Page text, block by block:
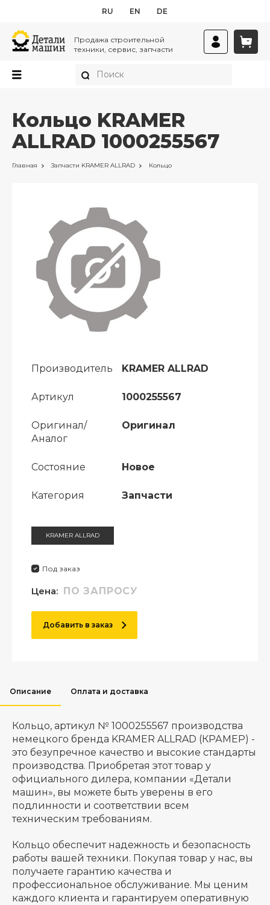
RU EN DE
Продажа строительной
техники, сервис, запчасти
Кольцо KRAMER
ALLRAD 1000255567
Главная Запчасти KRAMER ALLRAD Кольцо
Производитель KRAMER ALLRAD
Артикул 1000255567
Оригинал/
Аналог
Оригинал
Состояние Новое
Категория Запчасти
KRAMER ALLRAD
Под заказ
Цена: ПО ЗАПРОСУ
Добавить в заказ
Описание Оплата и доставка
Кольцо, артикул № 1000255567 производства
немецкого бренда KRAMER ALLRAD (КРАМЕР) -
это безупречное качество и высокие стандарты
производства. Приобретая этот товар у
официального дилера, компании «Детали
машин», вы можете быть уверены в его
подлинности и соответствии всем
техническим требованиям.
Кольцо обеспечит надежность и безопасность
работы вашей техники. Покупая товар у нас, вы
получаете гарантию качества и
профессиональное обслуживание. Мы ценим
каждого клиента и гарантируем оперативную